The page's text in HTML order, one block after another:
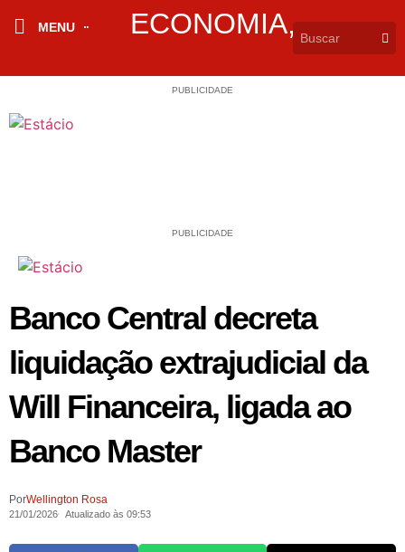
MENU ECONOMIA,
PUBLICIDADE
PUBLICIDADE
Banco Central decreta
liquidação extrajudicial da
Will Financeira, ligada ao
Banco Master
PorWellington Rosa
21/01/2026 Atualizado às 09:53